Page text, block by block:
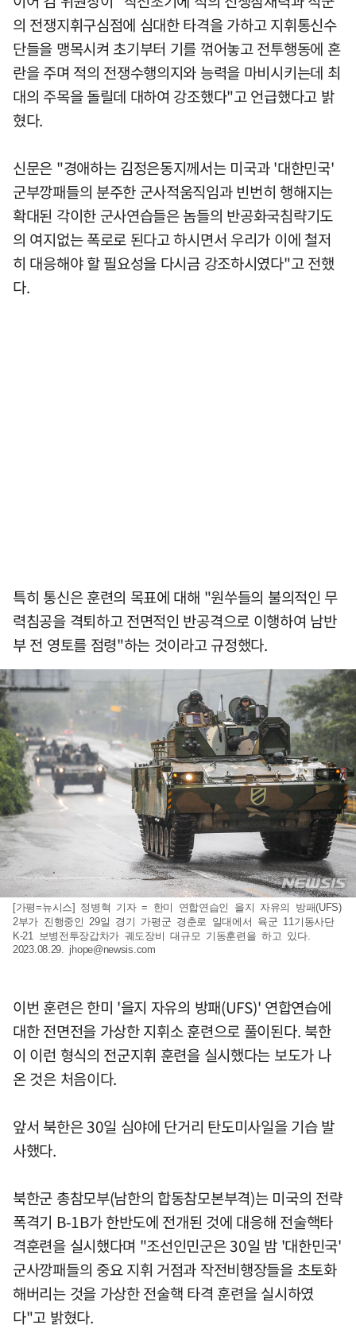
의 전쟁지휘구심점에 심대한 타격을 가하고 지휘통신수
단들을 맹목시켜 초기부터 기를 꺾어놓고 전투행동에 혼
란을 주며 적의 전쟁수행의지와 능력을 마비시키는데 최
대의 주목을 돌릴데 대하여 강조했다"고 언급했다고 밝
혔다.
신문은 "경애하는 김정은동지께서는 미국과 '대한민국'
군부깡패들의 분주한 군사적움직임과 빈번히 행해지는
확대된 각이한 군사연습들은 놈들의 반공화국침략기도
의 여지없는 폭로로 된다고 하시면서 우리가 이에 철저
히 대응해야 할 필요성을 다시금 강조하시였다"고 전했
다.
특히 통신은 훈련의 목표에 대해 "원쑤들의 불의적인 무
력침공을 격퇴하고 전면적인 반공격으로 이행하여 남반
부 전 영토를 점령"하는 것이라고 규정했다.
[가평=뉴시스] 정병혁 기자 = 한미 연합연습인 을지 자유의 방패(UFS)
2부가 진행중인 29일 경기 가평군 경춘로 일대에서 육군 11기동사단
K-21 보병전투장갑차가 궤도장비 대규모 기동훈련을 하고 있다.
2023.08.29. jhope@newsis.com
이번 훈련은 한미 '을지 자유의 방패(UFS)' 연합연습에
대한 전면전을 가상한 지휘소 훈련으로 풀이된다. 북한
이 이런 형식의 전군지휘 훈련을 실시했다는 보도가 나
온 것은 처음이다.
앞서 북한은 30일 심야에 단거리 탄도미사일을 기습 발
사했다.
북한군 총참모부(남한의 합동참모본부격)는 미국의 전략
폭격기 B-1B가 한반도에 전개된 것에 대응해 전술핵타
격훈련을 실시했다며 "조선인민군은 30일 밤 '대한민국'
군사깡패들의 중요 지휘 거점과 작전비행장들을 초토화
해버리는 것을 가상한 전술핵 타격 훈련을 실시하였
다"고 밝혔다.